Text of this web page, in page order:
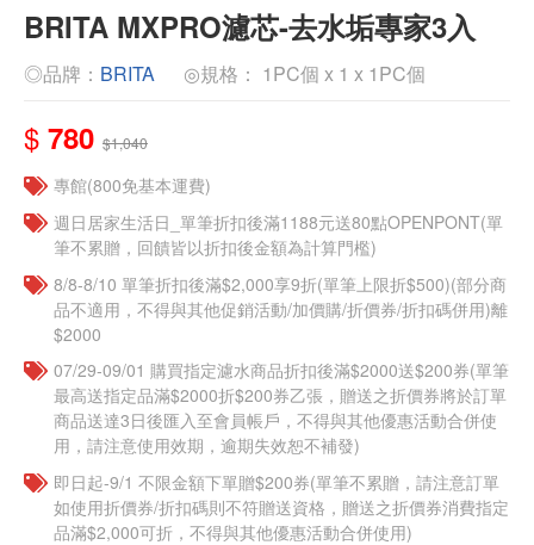
BRITA MXPRO濾芯-去水垢專家3入
◎品牌： BRITA ◎規格： 1PC個 x 1 x 1PC個
$ 780 $1,040
專館(800免基本運費)
週日居家生活日_單筆折扣後滿1188元送80點OPENPONT(單
筆不累贈，回饋皆以折扣後金額為計算門檻)
8/8-8/10 單筆折扣後滿$2,000享9折(單筆上限折$500)(部分商
品不適用，不得與其他促銷活動/加價購/折價券/折扣碼併用)離
$2000
07/29-09/01 購買指定濾水商品折扣後滿$2000送$200券(單筆
最高送指定品滿$2000折$200券乙張，贈送之折價券將於訂單
商品送達3日後匯入至會員帳戶，不得與其他優惠活動合併使
用，請注意使用效期，逾期失效恕不補發)
即日起-9/1 不限金額下單贈$200券(單筆不累贈，請注意訂單
如使用折價券/折扣碼則不符贈送資格，贈送之折價券消費指定
品滿$2,000可折，不得與其他優惠活動合併使用)